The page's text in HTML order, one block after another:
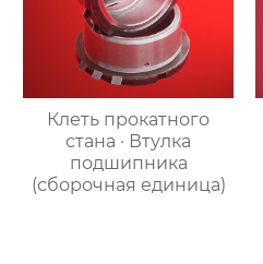
Клеть прокатного
стана · Втулка
подшипника
(сборочная единица)